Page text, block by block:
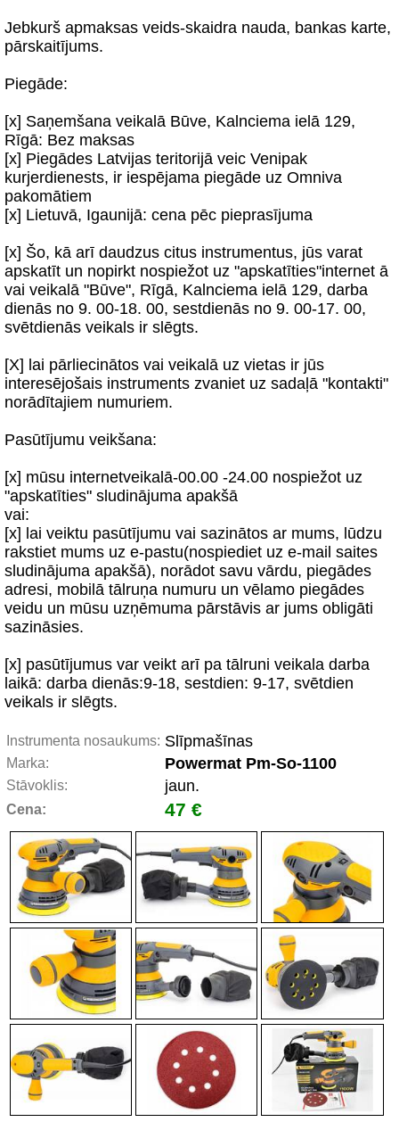
Jebkurš apmaksas veids-skaidra nauda, bankas karte,
pārskaitījums.
Piegāde:
[x] Saņemšana veikalā Būve, Kalnciema ielā 129,
Rīgā: Bez maksas
[x] Piegādes Latvijas teritorijā veic Venipak
kurjerdienests, ir iespējama piegāde uz Omniva
pakomātiem
[x] Lietuvā, Igaunijā: cena pēc pieprasījuma
[x] Šo, kā arī daudzus citus instrumentus, jūs varat
apskatīt un nopirkt nospiežot uz "apskatīties"internet ā
vai veikalā "Būve", Rīgā, Kalnciema ielā 129, darba
dienās no 9. 00-18. 00, sestdienās no 9. 00-17. 00,
svētdienās veikals ir slēgts.
[X] lai pārliecinātos vai veikalā uz vietas ir jūs
interesējošais instruments zvaniet uz sadaļā "kontakti"
norādītajiem numuriem.
Pasūtījumu veikšana:
[x] mūsu internetveikalā-00.00 -24.00 nospiežot uz
"apskatīties" sludinājuma apakšā
vai:
[x] lai veiktu pasūtījumu vai sazinātos ar mums, lūdzu
rakstiet mums uz e-pastu(nospiediet uz e-mail saites
sludinājuma apakšā), norādot savu vārdu, piegādes
adresi, mobilā tālruņa numuru un vēlamo piegādes
veidu un mūsu uzņēmuma pārstāvis ar jums obligāti
sazināsies.
[x] pasūtījumus var veikt arī pa tālruni veikala darba
laikā: darba dienās:9-18, sestdien: 9-17, svētdien
veikals ir slēgts.
Instrumenta nosaukums: Slīpmašīnas
Marka: Powermat Pm-So-1100
Stāvoklis: jaun.
Cena: 47 €